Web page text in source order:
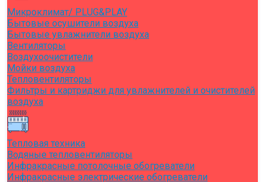
Микроклимат/ PLUG&PLAY
Бытовые осушители воздуха
Бытовые увлажнители воздуха
Вентиляторы
Воздухоочистители
Мойки воздуха
Тепловентиляторы
Фильтры и картриджи для увлажнителей и очистителей
воздуха
Тепловая техника
Водяные тепловентиляторы
Инфракрасные потолочные обогреватели
Инфракрасные электрические обогреватели